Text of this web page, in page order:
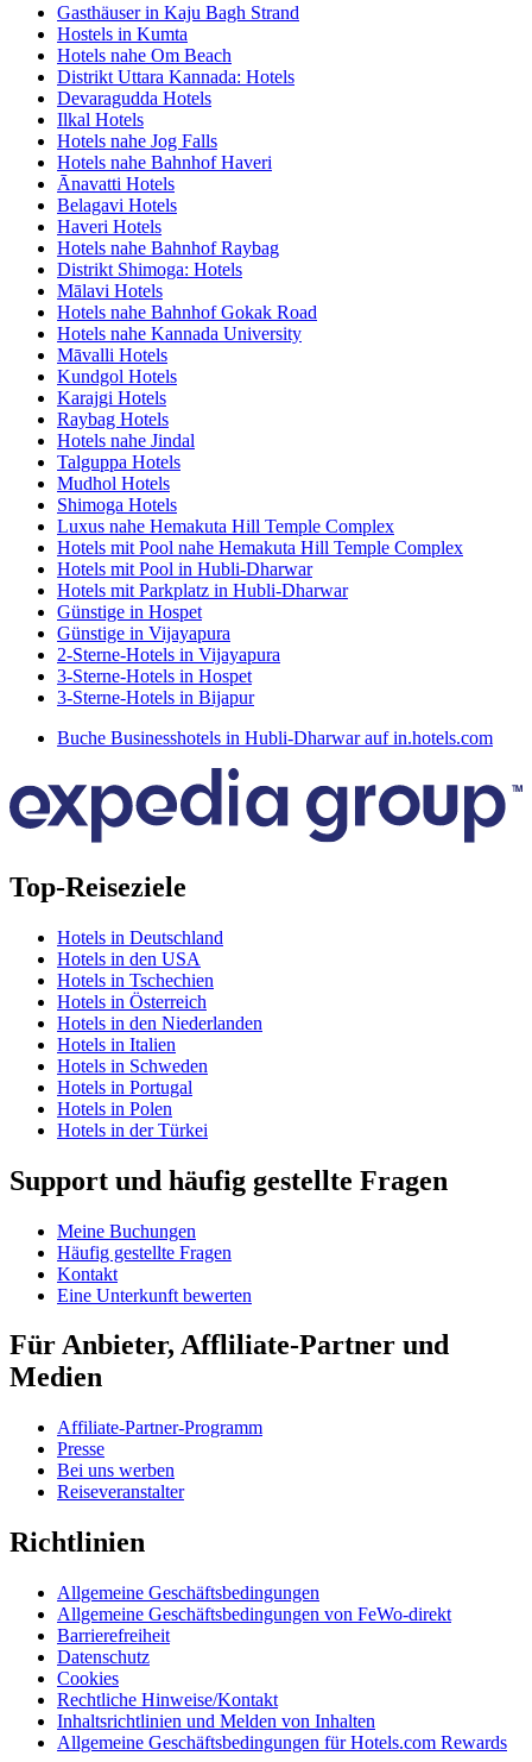
Gasthäuser in Kaju Bagh Strand
Hostels in Kumta
Hotels nahe Om Beach
Distrikt Uttara Kannada: Hotels
Devaragudda Hotels
Ilkal Hotels
Hotels nahe Jog Falls
Hotels nahe Bahnhof Haveri
Ānavatti Hotels
Belagavi Hotels
Haveri Hotels
Hotels nahe Bahnhof Raybag
Distrikt Shimoga: Hotels
Mālavi Hotels
Hotels nahe Bahnhof Gokak Road
Hotels nahe Kannada University
Māvalli Hotels
Kundgol Hotels
Karajgi Hotels
Raybag Hotels
Hotels nahe Jindal
Talguppa Hotels
Mudhol Hotels
Shimoga Hotels
Luxus nahe Hemakuta Hill Temple Complex
Hotels mit Pool nahe Hemakuta Hill Temple Complex
Hotels mit Pool in Hubli-Dharwar
Hotels mit Parkplatz in Hubli-Dharwar
Günstige in Hospet
Günstige in Vijayapura
2-Sterne-Hotels in Vijayapura
3-Sterne-Hotels in Hospet
3-Sterne-Hotels in Bijapur
Buche Businesshotels in Hubli-Dharwar auf in.hotels.com
Top-Reiseziele
Hotels in Deutschland
Hotels in den USA
Hotels in Tschechien
Hotels in Österreich
Hotels in den Niederlanden
Hotels in Italien
Hotels in Schweden
Hotels in Portugal
Hotels in Polen
Hotels in der Türkei
Support und häufig gestellte Fragen
Meine Buchungen
Häufig gestellte Fragen
Kontakt
Eine Unterkunft bewerten
Für Anbieter, Affliliate-Partner und
Medien
Affiliate-Partner-Programm
Presse
Bei uns werben
Reiseveranstalter
Richtlinien
Allgemeine Geschäftsbedingungen
Allgemeine Geschäftsbedingungen von FeWo-direkt
Barrierefreiheit
Datenschutz
Cookies
Rechtliche Hinweise/Kontakt
Inhaltsrichtlinien und Melden von Inhalten
Allgemeine Geschäftsbedingungen für Hotels.com Rewards